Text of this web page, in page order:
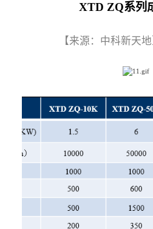
XTD ZQ系列
【来源：中科新天地